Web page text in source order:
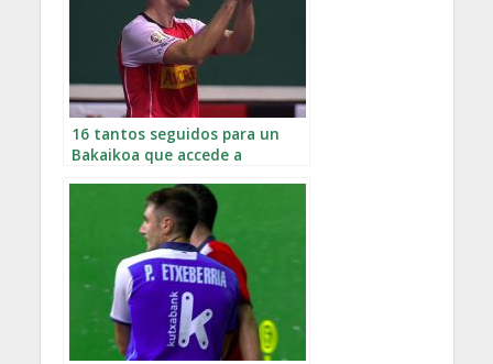
16 tantos seguidos para un
Bakaikoa que accede a